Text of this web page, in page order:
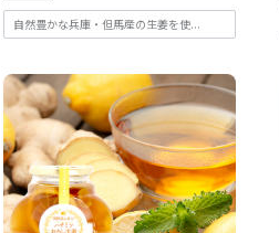
自然豊かな兵庫・但馬産の生姜を使...